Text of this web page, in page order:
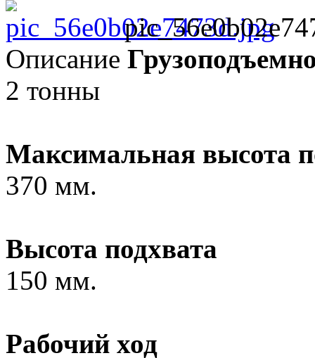
Описание
2 тонны
Максимальная высота
370 мм.
Высота подхвата
150 мм.
Рабочий ход